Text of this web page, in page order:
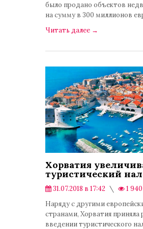
было продано объектов
на сумму в 300 миллионов
Читать далее →
Хорватия
туристический
31.07.2018 в 17:42 1 940
Наряду с другими
странами, Хорватия приняла
введении туристического